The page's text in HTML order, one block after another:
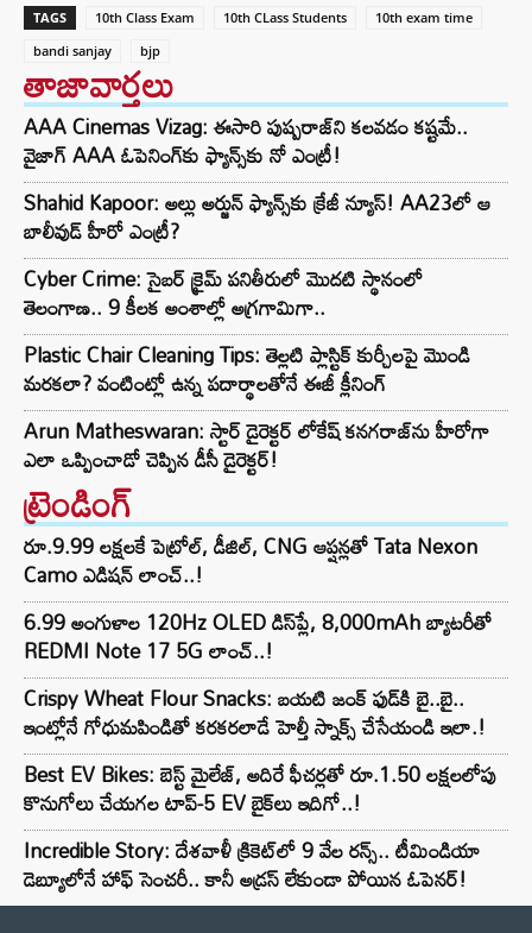
TAGS 10th Class Exam 10th CLass Students
10th exam time
bandi sanjay
bjp
తాజావార్తలు
AAA Cinemas Vizag: ఈసారి పుష్పరాజ్‌ని కలవడం కష్టమే..
వైజాగ్ AAA ఓపెనింగ్‌కు ఫ్యాన్స్‌కు నో ఎంట్రీ!
Shahid Kapoor: అల్లు అర్జున్ ఫ్యాన్స్‌కు క్రేజీ న్యూస్! AA23లో ఆ
బాలీవుడ్ హీరో ఎంట్రీ?
Cyber Crime: సైబర్ క్రైమ్ పనితీరులో మొదటి స్థానంలో
తెలంగాణ.. 9 కీలక అంశాల్లో అగ్రగామిగా..
Plastic Chair Cleaning Tips: తెల్లటి ప్లాస్టిక్ కుర్చీలపై మొండి
మరకలా? వంటింట్లో ఉన్న పదార్థాలతోనే ఈజీ క్లీనింగ్
Arun Matheswaran: స్టార్ డైరెక్టర్ లోకేష్ కనగరాజ్‌ను హీరోగా
ఎలా ఒప్పించాడో చెప్పిన డీసీ డైరెక్టర్!
ట్రెండింగ్‌
రూ.9.99 లక్షలకే పెట్రోల్, డీజిల్, CNG ఆప్షన్లతో Tata Nexon
Camo ఎడిషన్ లాంచ్..!
6.99 అంగుళాల 120Hz OLED డిస్‌ప్లే, 8,000mAh బ్యాటరీతో
REDMI Note 17 5G లాంచ్..!
Crispy Wheat Flour Snacks: బయటి జంక్ ఫుడ్‌కి బై..బై..
ఇంట్లోనే గోధుమపిండితో కరకరలాడే హెల్తీ స్నాక్స్ చేసేయండి ఇలా.!
Best EV Bikes: బెస్ట్ మైలేజ్, అదిరే ఫీచర్లతో రూ.1.50 లక్షలలోపు
కొనుగోలు చేయగల టాప్-5 EV బైక్‌లు ఇదిగో..!
Incredible Story: దేశవాళీ క్రికెట్‌లో 9 వేల రన్స్.. టీమిండియా
డెబ్యూలోనే హాఫ్ సెంచరీ.. కానీ అడ్రస్ లేకుండా పోయిన ఓపెనర్!